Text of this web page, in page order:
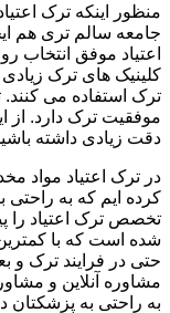
منظور اینکه ترک
جامعه سالم تری هم
اعتیاد موفق
کلینیک های ترک
ترک استفاده می کنند.
موفقیت ترک دارد. از
دقت زیادی داشته
در ترک اعتیاد مواد
کرده ایم که به راحتی
تخصص ترک اعتیاد را
شده است که با
حتی در فرایند ترک و
مشاوره آنلاین و
به راحتی به پزشکتان